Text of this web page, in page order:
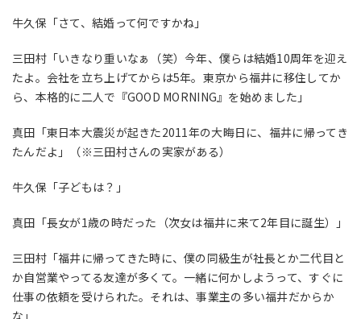
牛久保「さて、結婚って何ですかね」
三田村「いきなり重いなぁ（笑）今年、僕らは結婚10周年を迎え
たよ。会社を立ち上げてからは5年。東京から福井に移住してか
ら、本格的に二人で『GOOD MORNING』を始めました」
真田「東日本大震災が起きた2011年の大晦日に、福井に帰ってき
たんだよ」（※三田村さんの実家がある）
牛久保「子どもは？」
真田「長女が1歳の時だった（次女は福井に来て2年目に誕生）」
三田村「福井に帰ってきた時に、僕の同級生が社長とか二代目と
か自営業やってる友達が多くて。一緒に何かしようって、すぐに
仕事の依頼を受けられた。それは、事業主の多い福井だからか
な」